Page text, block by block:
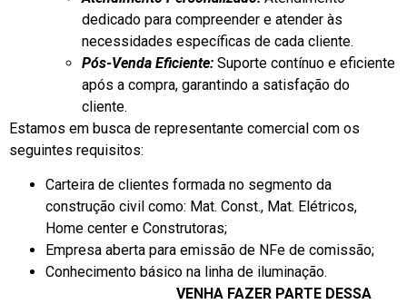
dedicado para compreender e atender às
necessidades específicas de cada cliente.
Pós-Venda Eficiente: Suporte contínuo e eficiente
após a compra, garantindo a satisfação do
cliente.
Estamos em busca de representante comercial com os
seguintes requisitos:
Carteira de clientes formada no segmento da
construção civil como: Mat. Const., Mat. Elétricos,
Home center e Construtoras;
Empresa aberta para emissão de NFe de comissão;
Conhecimento básico na linha de iluminação.
VENHA FAZER PARTE DESSA